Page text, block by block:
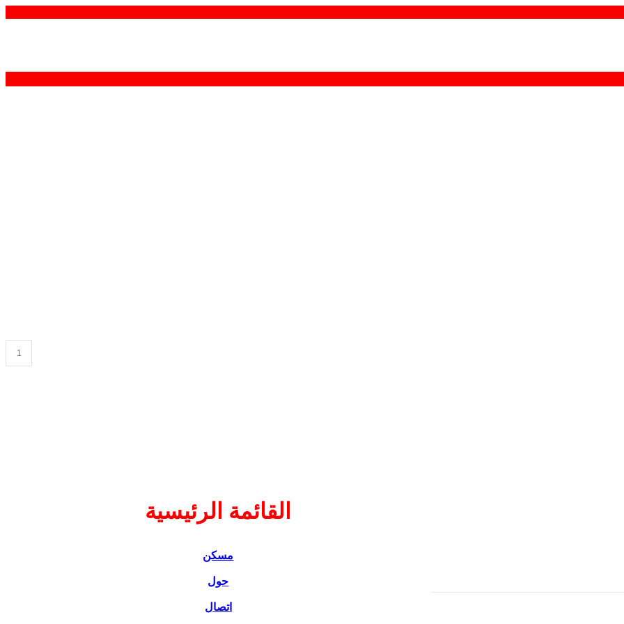
القائمة الرئيسية
مسكن
حول
اتصال